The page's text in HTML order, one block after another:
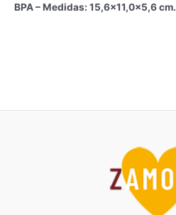
BPA – Medidas: 15,6×11,0x5,6 cm.